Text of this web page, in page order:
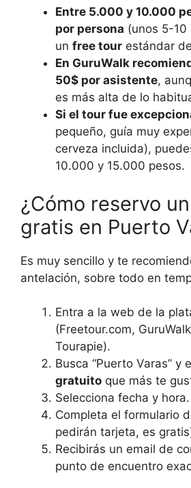
Entre 5.000 y 10.000
por persona (unos 5-10
un free tour estándar
En GuruWalk
50$ por asistente,
es más alta de lo
Si el tour fue
pequeño, guía muy
cerveza incluida),
10.000 y 15.000 pesos.
¿Cómo reservo
gratis en Puerto
Es muy sencillo y te
antelación, sobre todo en
Entra a la web de la
(Freetour.com,
Tourapie).
Busca “Puerto Varas” y
gratuito que más te
Selecciona fecha y hora.
Completa el formulario
pedirán tarjeta, es
Recibirás un email de
punto de encuentro